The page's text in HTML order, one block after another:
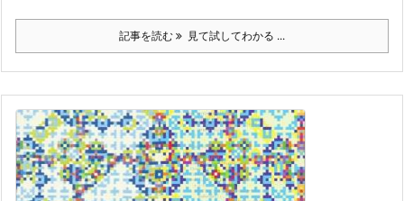
記事を読む 見て試してわかる ...